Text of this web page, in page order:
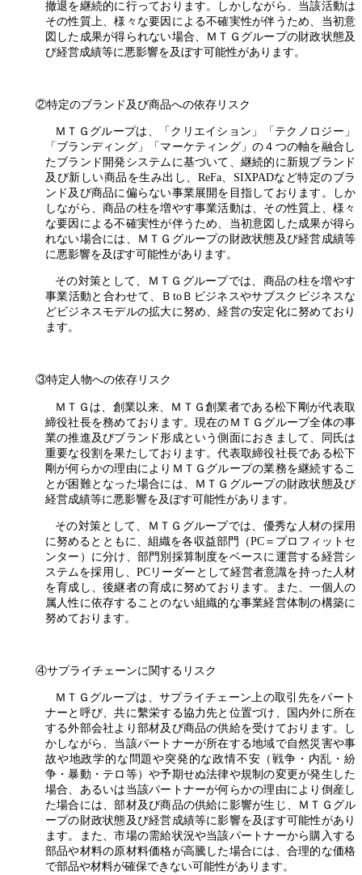
撤退を継続的に行っております。しかしながら、当該活動は
その性質上、様々な要因による不確実性が伴うため、当初意
図した成果が得られない場合、ＭＴＧグループの財政状態及
び経営成績等に悪影響を及ぼす可能性があります。
②特定のブランド及び商品への依存リスク
ＭＴＧグループは、「クリエイション」「テクノロジー」
「ブランディング」「マーケティング」の４つの軸を融合し
たブランド開発システムに基づいて、継続的に新規ブランド
及び新しい商品を生み出し、ReFa、SIXPADなど特定のブラ
ンド及び商品に偏らない事業展開を目指しております。しか
しながら、商品の柱を増やす事業活動は、その性質上、様々
な要因による不確実性が伴うため、当初意図した成果が得ら
れない場合には、ＭＴＧグループの財政状態及び経営成績等
に悪影響を及ぼす可能性があります。
その対策として、ＭＴＧグループでは、商品の柱を増やす
事業活動と合わせて、ＢtoＢビジネスやサブスクビジネスな
どビジネスモデルの拡大に努め、経営の安定化に努めており
ます。
③特定人物への依存リスク
ＭＴＧは、創業以来、ＭＴＧ創業者である松下剛が代表取
締役社長を務めております。現在のＭＴＧグループ全体の事
業の推進及びブランド形成という側面におきまして、同氏は
重要な役割を果たしております。代表取締役社長である松下
剛が何らかの理由によりＭＴＧグループの業務を継続するこ
とが困難となった場合には、ＭＴＧグループの財政状態及び
経営成績等に悪影響を及ぼす可能性があります。
その対策として、ＭＴＧグループでは、優秀な人材の採用
に努めるとともに、組織を各収益部門（PC＝プロフィットセ
ンター）に分け、部門別採算制度をベースに運営する経営シ
ステムを採用し、PCリーダーとして経営者意識を持った人材
を育成し、後継者の育成に努めております。また、一個人の
属人性に依存することのない組織的な事業経営体制の構築に
努めております。
④サプライチェーンに関するリスク
ＭＴＧグループは、サプライチェーン上の取引先をパート
ナーと呼び、共に繫栄する協力先と位置づけ、国内外に所在
する外部会社より部材及び商品の供給を受けております。し
かしながら、当該パートナーが所在する地域で自然災害や事
故や地政学的な問題や突発的な政情不安（戦争・内乱・紛
争・暴動・テロ等）や予期せぬ法律や規制の変更が発生した
場合、あるいは当該パートナーが何らかの理由により倒産し
た場合には、部材及び商品の供給に影響が生じ、ＭＴＧグル
ープの財政状態及び経営成績等に影響を及ぼす可能性があり
ます。また、市場の需給状況や当該パートナーから購入する
部品や材料の原材料価格が高騰した場合には、合理的な価格
で部品や材料が確保できない可能性があります。